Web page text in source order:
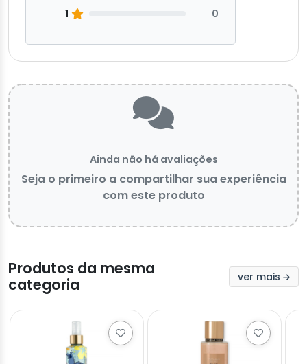
1
0
Ainda não há avaliações
Seja o primeiro a compartilhar sua experiência
com este produto
Produtos da mesma
categoria
ver mais